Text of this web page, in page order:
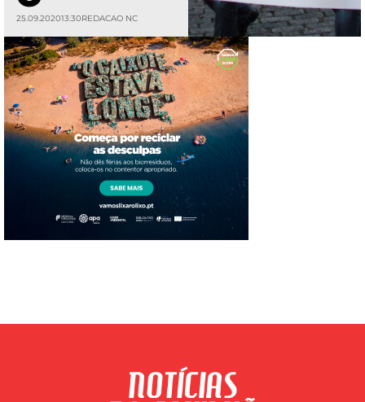
25.09.202013:30REDACAO NC